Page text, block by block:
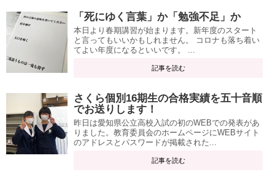
「死にゆく言葉」か「勉強不足」か
本日より春期講習が始まります。新年度のスタート
と言ってもいいかもしれません。 コロナも落ち着い
てよい年度になるといいです。 ...
記事を読む
さくら個別16期生の合格実績を五十音順
でお送りします！
昨日は愛知県公立高校入試の初のWEBでの発表があ
りました。教育委員会のホームページにWEBサイト
のアドレスとパスワードが掲載された...
記事を読む